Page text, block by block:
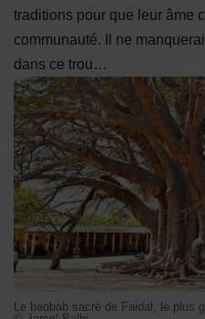
Le baobab sacré de Faidal,
Le baobab sacré de Faidal, le plus
traditions pour que leur âme
communauté. Il ne
dans ce trou…